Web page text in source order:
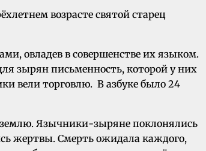
возрасте святой старец
овладев в совершенстве их языком.
зырян письменность, которой у них
вели торговлю. В азбуке было 24
землю. Язычники-зыряне поклонялись
жертвы. Смерть ожидала каждого,